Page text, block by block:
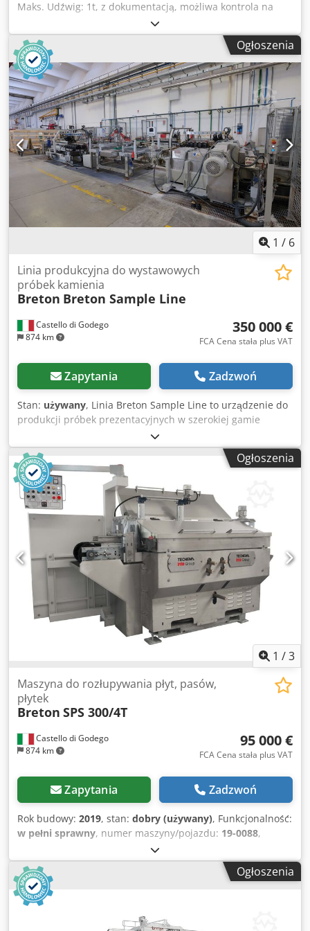
Maks. Udźwig: 1t, z dokumentacją, możliwa kontrola na
miejscu. Dwoderkn Uzopfx Acpea
Ogłoszenia
1 / 6
Castello di Godego
874 km
Linia produkcyjna do wystawowych
próbek kamienia
Breton Breton Sample Line
350 000 €
FCA Cena stała plus VAT
Zapytania Zadzwoń
Stan: używany, Linia Breton Sample Line to urządzenie do
produkcji próbek prezentacyjnych w szerokiej gamie
materiałów i formatów. Próbki wykonane na tej linii nadają
się do celów marketingowych i wystawienniczych. Linia
może obrabiać m.in. kwarc, granit, marmur i gres.
Dwedpfx Acoxdi Rwjpja
Ogłoszenia
1 /3
Castello di Godego
874 km
Maszyna do rozłupywania płyt, pasów,
płytek
Breton SPS 300/4T
95 000 €
FCA Cena stała plus VAT
Zapytania Zadzwoń
Rok budowy: 2019, stan: dobry (używany), Funkcjonalność:
w pełni sprawny, numer maszyny/pojazdu: 19-0088,
Breton SPS 300/4T to pozioma maszyna do rozłupywania
płyt ceramicznych, marmuru, kamienia naturalnego i
kamienia warstwowego, przeznaczona do rozłupywania
pasów lub płytek. Dodjvupmwepfx Acpowa
Ogłoszenia